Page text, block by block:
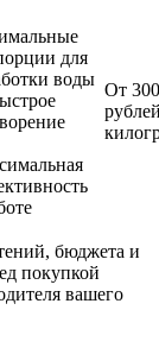
для
воды
От 300
бюджета и
покупкой
вашего